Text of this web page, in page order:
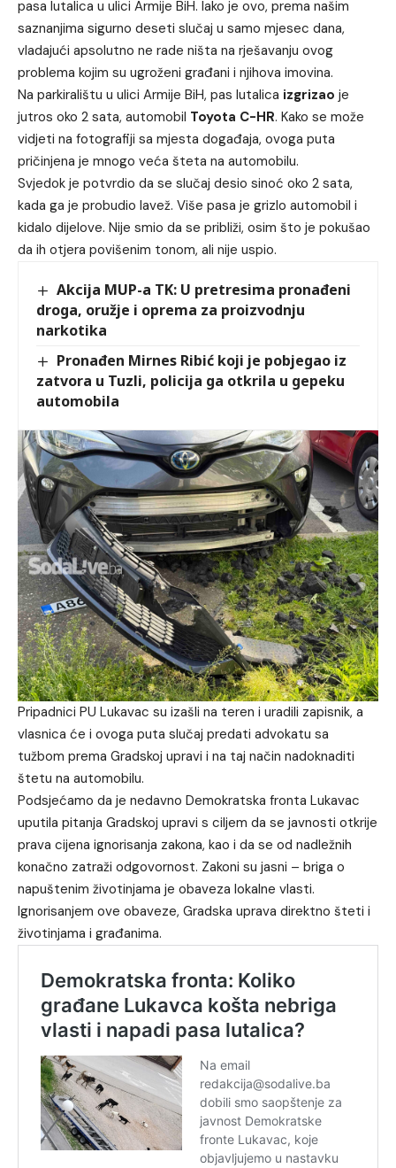
pasa lutalica u ulici Armije BiH. Iako je ovo, prema našim
saznanjima sigurno deseti slučaj u samo mjesec dana,
vladajući apsolutno ne rade ništa na rješavanju ovog
problema kojim su ugroženi građani i njihova imovina.
Na parkiralištu u ulici Armije BiH, pas lutalica izgrizao je
jutros oko 2 sata, automobil Toyota C-HR. Kako se može
vidjeti na fotografiji sa mjesta događaja, ovoga puta
pričinjena je mnogo veća šteta na automobilu.
Svjedok je potvrdio da se slučaj desio sinoć oko 2 sata,
kada ga je probudio lavež. Više pasa je grizlo automobil i
kidalo dijelove. Nije smio da se približi, osim što je pokušao
da ih otjera povišenim tonom, ali nije uspio.
Akcija MUP-a TK: U pretresima pronađeni
droga, oružje i oprema za proizvodnju
narkotika
Pronađen Mirnes Ribić koji je pobjegao iz
zatvora u Tuzli, policija ga otkrila u gepeku
automobila
Pripadnici PU Lukavac su izašli na teren i uradili zapisnik, a
vlasnica će i ovoga puta slučaj predati advokatu sa
tužbom prema Gradskoj upravi i na taj način nadoknaditi
štetu na automobilu.
Podsjećamo da je nedavno Demokratska fronta Lukavac
uputila pitanja Gradskoj upravi s ciljem da se javnosti otkrije
prava cijena ignorisanja zakona, kao i da se od nadležnih
konačno zatraži odgovornost. Zakoni su jasni – briga o
napuštenim životinjama je obaveza lokalne vlasti.
Ignorisanjem ove obaveze, Gradska uprava direktno šteti i
životinjama i građanima.